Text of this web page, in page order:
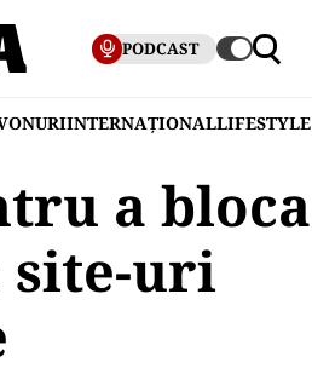
PODCAST
INTERNAȚIONALLIFESTYLE
a bloca
site-uri